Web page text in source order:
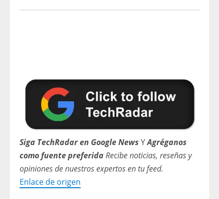
Siga TechRadar en Google News YAgréganos
como fuente preferidaRecibe noticias, reseñas y
opiniones de nuestros expertos en tu feed.
Enlace de origen